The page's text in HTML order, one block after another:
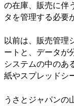
の在庫、販売に伴
タを管理する必要
以前は、販売管理
ートと、データが
システムの中のあ
紙やスプレッドシ
うさとジャパンの